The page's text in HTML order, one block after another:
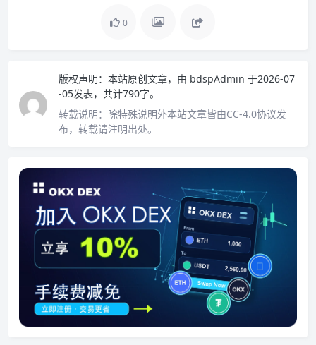
0
版权声明： 本站原创文章，由 bdspAdmin 于2026-07
-05发表，共计790字。
转载说明： 除特殊说明外本站文章皆由CC-4.0协议发
布，转载请注明出处。